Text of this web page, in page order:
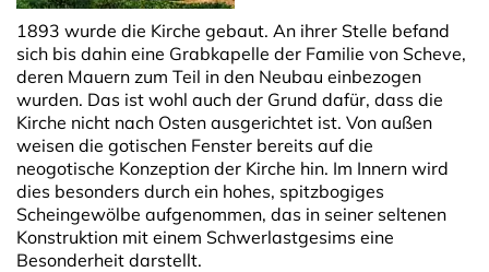
1893 wurde die Kirche gebaut. An ihrer Stelle befand
sich bis dahin eine Grabkapelle der Familie von Scheve,
deren Mauern zum Teil in den Neubau einbezogen
wurden. Das ist wohl auch der Grund dafür, dass die
Kirche nicht nach Osten ausgerichtet ist. Von außen
weisen die gotischen Fenster bereits auf die
neogotische Konzeption der Kirche hin. Im Innern wird
dies besonders durch ein hohes, spitzbogiges
Scheingewölbe aufgenommen, das in seiner seltenen
Konstruktion mit einem Schwerlastgesims eine
Besonderheit darstellt.